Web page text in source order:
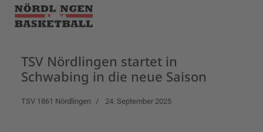
TSV Nördlingen startet in
Schwabing in die neue Saison
TSV 1861 Nördlingen 24. September 2025